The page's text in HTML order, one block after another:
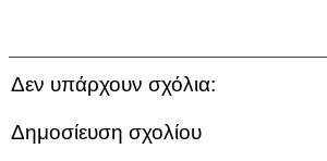
Δεν υπάρχουν σχόλια:
Δημοσίευση σχολίου